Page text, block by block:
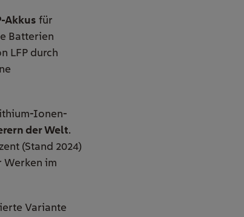
Akkus für
Batterien
LFP durch
Ionen-
der Welt.
(Stand 2024)
Werken im
Variante